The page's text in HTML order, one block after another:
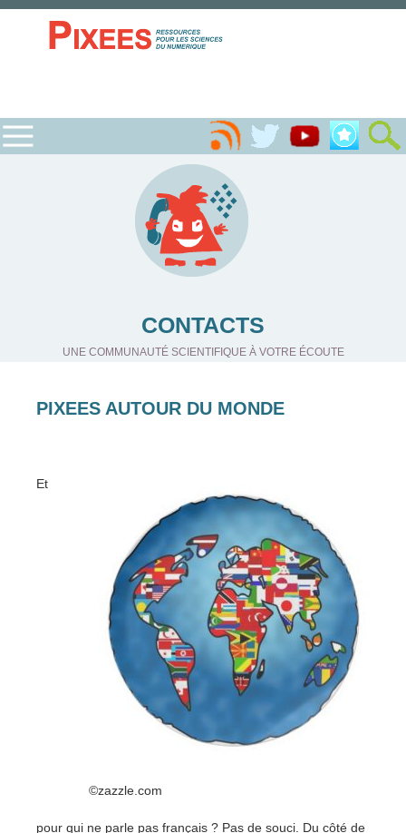
CONTACTS
UNE COMMUNAUTÉ SCIENTIFIQUE À VOTRE ÉCOUTE
PIXEES AUTOUR DU MONDE
©zazzle.com
Et
pour qui ne parle pas français ? Pas de souci. Du côté de